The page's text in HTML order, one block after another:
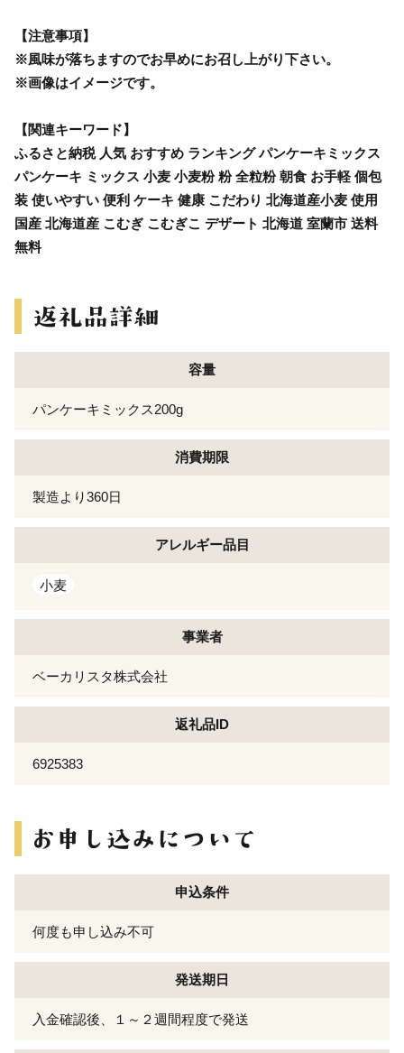
【注意事項】
※風味が落ちますのでお早めにお召し上がり下さい。
※画像はイメージです。
【関連キーワード】
ふるさと納税 人気 おすすめ ランキング パンケーキミックス
パンケーキ ミックス 小麦 小麦粉 粉 全粒粉 朝食 お手軽 個包
装 使いやすい 便利 ケーキ 健康 こだわり 北海道産小麦 使用
国産 北海道産 こむぎ こむぎこ デザート 北海道 室蘭市 送料
無料
容量
パンケーキミックス200g
消費期限
製造より360日
アレルギー品目
小麦
事業者
ベーカリスタ株式会社
返礼品ID
6925383
申込条件
何度も申し込み不可
発送期日
入金確認後、１～２週間程度で発送